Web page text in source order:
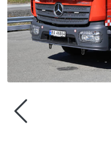
Kvalitet og miljø